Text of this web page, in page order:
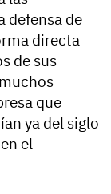
defensa de
directa
de sus
que
ya del siglo
el